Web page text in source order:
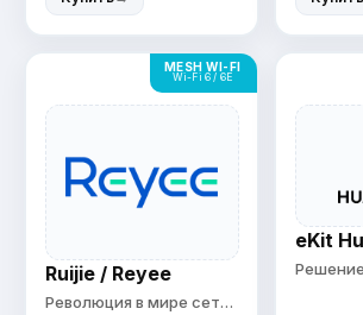
MESH WI-FI
Wi-Fi 6 / 6E
Ruijie / Reyee
Революция в мире сетевых технологий
eKit